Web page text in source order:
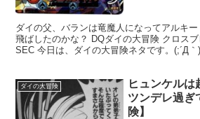
ダイの父、バランは竜魔人になってアルキ
飛ばしたのかな？ DQダイの大冒険 クロス
SEC 今日は、ダイの大冒険ネタです。(;´Д
ダイの大冒険
ヒュンケルは
ツンデレ過ぎ
険】